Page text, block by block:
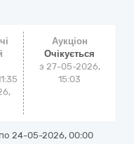
Аукціон
Очікується
з 27-05-2026,
15:03
24-05-2026, 00:00